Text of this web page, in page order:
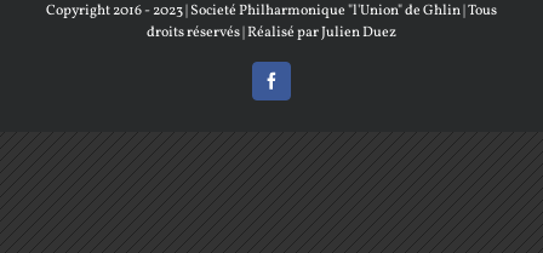
Copyright 2016 - 2023 |Societé Philharmonique "l'Union" de Ghlin| Tous
droits réservés | Réalisé parJulien Duez
Facebook